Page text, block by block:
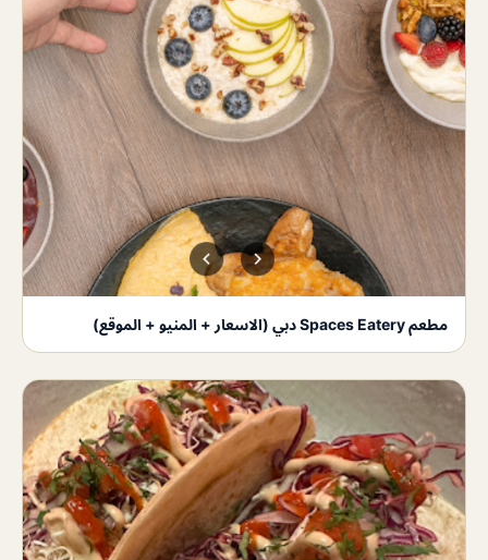
مطعم Spaces Eatery دبي (الاسعار + المنيو + الموقع)